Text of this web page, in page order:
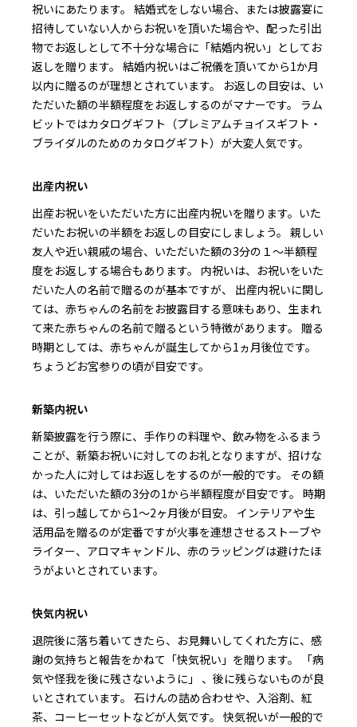
祝いにあたります。 結婚式をしない場合、または披露宴に
招待していない人からお祝いを頂いた場合や、配った引出
物でお返しとして不十分な場合に「結婚内祝い」としてお
返しを贈ります。 結婚内祝いはご祝儀を頂いてから1か月
以内に贈るのが理想とされています。 お返しの目安は、い
ただいた額の半額程度をお返しするのがマナーです。 ラム
ビットではカタログギフト（プレミアムチョイスギフト・
ブライダルのためのカタログギフト）が大変人気です。
出産内祝い
出産お祝いをいただいた方に出産内祝いを贈ります。いた
だいたお祝いの半額をお返しの目安にしましょう。 親しい
友人や近い親戚の場合、いただいた額の3分の１～半額程
度をお返しする場合もあります。 内祝いは、お祝いをいた
だいた人の名前で贈るのが基本ですが、 出産内祝いに関し
ては、赤ちゃんの名前をお披露目する意味もあり、生まれ
て来た赤ちゃんの名前で贈るという特徴があります。 贈る
時期としては、赤ちゃんが誕生してから1ヵ月後位です。
ちょうどお宮参りの頃が目安です。
新築内祝い
新築披露を行う際に、手作りの料理や、飲み物をふるまう
ことが、新築お祝いに対してのお礼となりますが、招けな
かった人に対してはお返しをするのが一般的です。 その額
は、いただいた額の3分の1から半額程度が目安です。 時期
は、引っ越してから1～2ヶ月後が目安。 インテリアや生
活用品を贈るのが定番ですが火事を連想させるストーブや
ライター、アロマキャンドル、赤のラッピングは避けたほ
うがよいとされています。
快気内祝い
退院後に落ち着いてきたら、お見舞いしてくれた方に、感
謝の気持ちと報告をかねて「快気祝い」を贈ります。 「病
気や怪我を後に残さないように」 、後に残らないものが良
いとされています。 石けんの詰め合わせや、入浴剤、紅
茶、コーヒーセットなどが人気です。 快気祝いが一般的で